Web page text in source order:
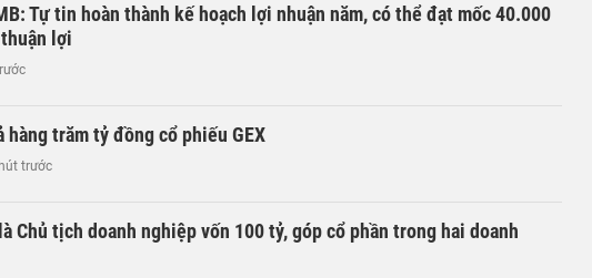
Tự tin hoàn thành kế hoạch lợi nhuận năm, có thể đạt mốc 40.000
lợi
hàng trăm tỷ đồng cổ phiếu GEX
trước
Chủ tịch doanh nghiệp vốn 100 tỷ, góp cổ phần trong hai doanh